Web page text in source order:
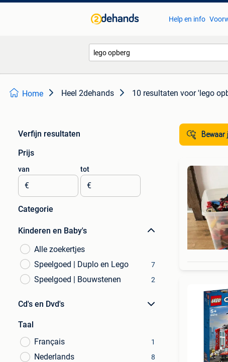
Help en info
Home Heel 2dehands 10 resultaten voor 'lego
Verfijn resultaten
Prijs
van
€
tot
€
Categorie
Kinderen en Baby's
Alle zoekertjes
Speelgoed | Duplo en Lego
7
Speelgoed | Bouwstenen 2
Cd's en Dvd's
Taal
Français
1
Nederlands 8
Bewaar